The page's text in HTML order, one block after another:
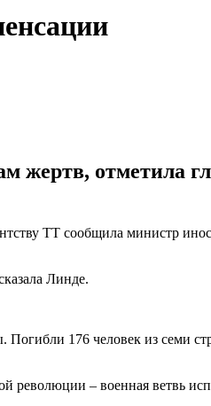
жертв, отметила
ТТ сообщила министр
Линде.
Погибли 176 человек из семи
революции – военная ветвь